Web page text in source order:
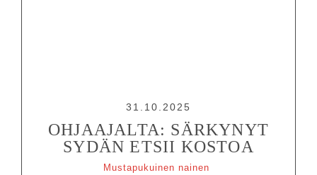
31.10.2025
OHJAAJALTA: SÄRKYNYT
SYDÄN ETSII KOSTOA
Mustapukuinen nainen